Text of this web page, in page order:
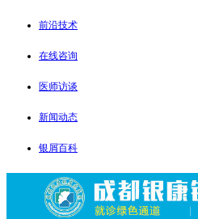
前沿技术
在线咨询
医师访谈
新闻动态
银屑百科